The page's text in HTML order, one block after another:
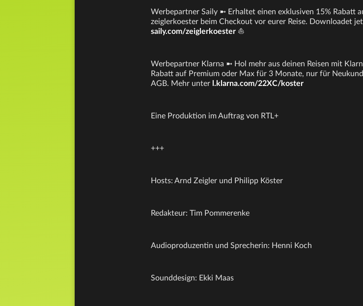
Werbepartner Saily ➼ Erhaltet einen exklusiven 15% Rabatt
zeiglerkoester beim Checkout vor eurer Reise. Downloadet
saily.com/zeiglerkoester ⛵
Werbepartner Klarna ➼ Hol mehr aus deinen Reisen mit
Rabatt auf Premium oder Max für 3 Monate, nur für
AGB. Mehr unter l.klarna.com/22XC/koster
Eine Produktion im Auftrag von RTL+
+++
Hosts: Arnd Zeigler und Philipp Köster
Redakteur: Tim Pommerenke
Audioproduzentin und Sprecherin: Henni Koch
Sounddesign: Ekki Maas